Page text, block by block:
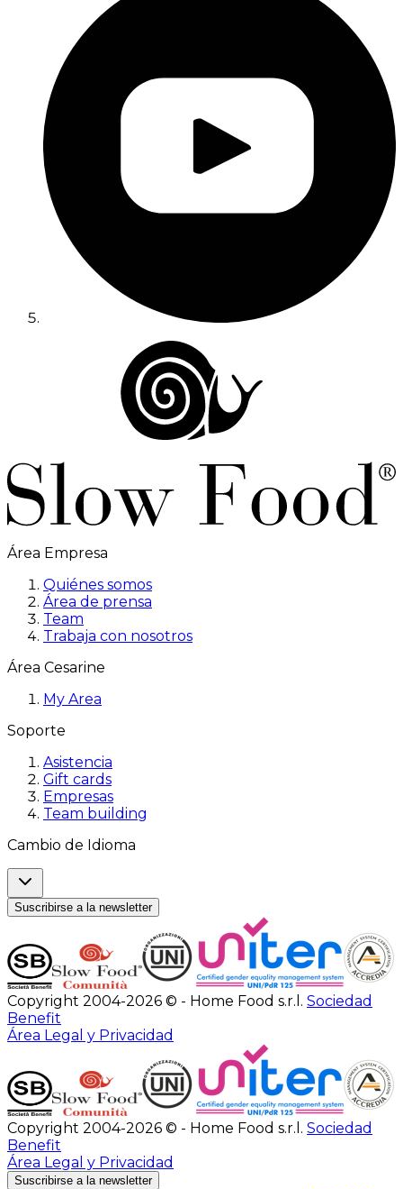
Área Empresa
Quiénes somos
Área de prensa
Team
Trabaja con nosotros
Área Cesarine
My Area
Soporte
Asistencia
Gift cards
Empresas
Team building
Cambio de Idioma
Suscribirse a la newsletter
Copyright 2004-2026 © - Home Food s.r.l. Sociedad
Benefit
Área Legal y Privacidad
Copyright 2004-2026 © - Home Food s.r.l. Sociedad
Benefit
Área Legal y Privacidad
Suscribirse a la newsletter